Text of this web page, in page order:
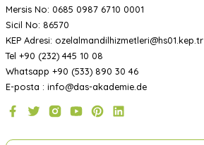
Mersis No: 0685 0987 6710 0001
Sicil No: 86570
KEP Adresi: ozelalmandilhizmetleri@hs01.kep.tr
Tel +90 (232) 445 10 08
Whatsapp +90 (533) 890 30 46
E-posta : info@das-akademie.de